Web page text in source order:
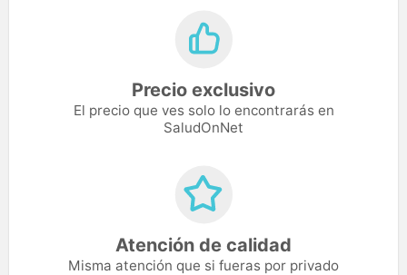
Precio exclusivo
El precio que ves solo lo encontrarás en
SaludOnNet
Atención de calidad
Misma atención que si fueras por privado